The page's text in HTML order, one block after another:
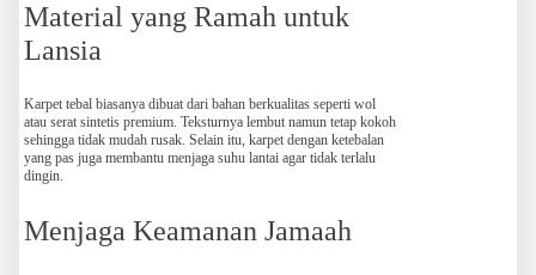
Material yang Ramah untuk
Lansia
Karpet tebal biasanya dibuat dari bahan berkualitas seperti wol
atau serat sintetis premium. Teksturnya lembut namun tetap kokoh
sehingga tidak mudah rusak. Selain itu, karpet dengan ketebalan
yang pas juga membantu menjaga suhu lantai agar tidak terlalu
dingin.
Menjaga Keamanan Jamaah